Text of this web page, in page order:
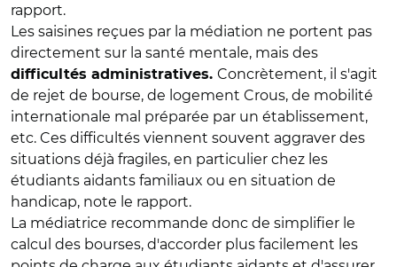
rapport.
Les saisines reçues par la médiation ne portent pas
directement sur la santé mentale, mais des
difficultés administratives. Concrètement, il s'agit
de rejet de bourse, de logement Crous, de mobilité
internationale mal préparée par un établissement,
etc. Ces difficultés viennent souvent aggraver des
situations déjà fragiles, en particulier chez les
étudiants aidants familiaux ou en situation de
handicap, note le rapport.
La médiatrice recommande donc de simplifier le
calcul des bourses, d'accorder plus facilement les